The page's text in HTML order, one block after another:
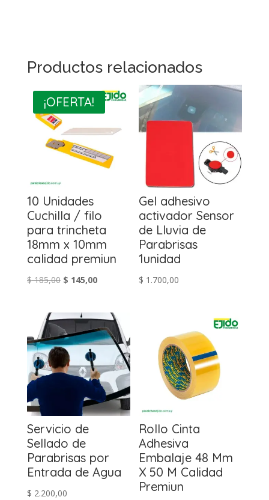
Productos relacionados
¡OFERTA!
10 Unidades
Cuchilla / filo
para trincheta
18mm x 10mm
calidad premiun
$185,00 El
original
era:
$ 185,00.
$ 145,00El
actual
es:
$ 145,00.
Gel adhesivo
activador Sensor
de Lluvia de
Parabrisas
1unidad
$ 1.700,00
Servicio de
Sellado de
Parabrisas por
Entrada de Agua
$ 2.200,00
Rollo Cinta
Adhesiva
Embalaje 48 Mm
X 50 M Calidad
Premiun